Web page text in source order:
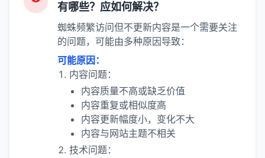
有哪些？应如何解决？
蜘蛛频繁访问但不更新内容是一个需要关注
的问题，可能由多种原因导致：
可能原因：
内容问题：
内容质量不高或缺乏价值
内容重复或相似度高
内容更新幅度小，变化不大
内容与网站主题不相关
技术问题：